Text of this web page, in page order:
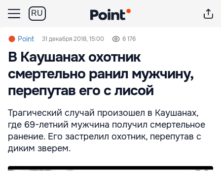
RU
Point 31 декабря 2018, 15:00 6 176
В Каушанах охотник
смертельно ранил мужчину,
перепутав его с лисой
Трагический случай произошел в Каушанах,
где 69-летний мужчина получил смертельное
ранение. Его застрелил охотник, перепутав с
диким зверем.